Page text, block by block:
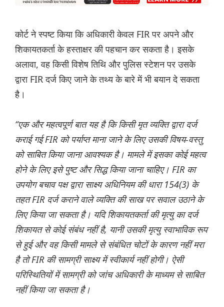
कोर्ट ने स्पष्ट किया कि अधिकारी केवल FIR पर अपने और
शिकायतकर्ता के हस्ताक्षर की पहचान कर सकता है। इसके
अलावा, वह किसी विशेष तिथि और पुलिस स्टेशन पर उसके
द्वारा FIR दर्ज किए जाने के तथ्य के बारे में भी बयान दे सकता
है।
“एक और महत्वपूर्ण बात यह है कि किसी मृत व्यक्ति द्वारा दर्ज
कराई गई FIR को पर्याप्त माना जाने के लिए उसकी विषय-वस्तु
को साबित किया जाना आवश्यक है। मामले में इसका कोई महत्व
होने के लिए इसे पुष्ट और सिद्ध किया जाना चाहिए। FIR का
उपयोग बचाव पक्ष द्वारा साक्ष्य अधिनियम की धारा 154(3) के
तहत FIR दर्ज कराने वाले व्यक्ति की साख पर सवाल उठाने के
लिए किया जा सकता है। यदि शिकायतकर्ता की मृत्यु का दर्ज
शिकायत से कोई संबंध नहीं है, यानी उसकी मृत्यु स्वाभाविक रूप
से हुई और वह किसी मामले से संबंधित चोटों के कारण नहीं मरा
है तो FIR की सामग्री साक्ष्य में स्वीकार्य नहीं होगी। ऐसी
परिस्थितियों में सामग्री को जांच अधिकारी के माध्यम से साबित
नहीं किया जा सकता है।